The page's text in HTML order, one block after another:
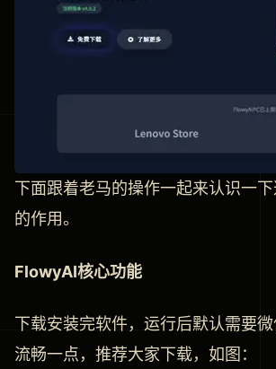
下面跟着老马的操作一起来认识一
的作用。
FlowyAI核心功能
下载安装完软件，运行后默认需要
流畅一点，推荐大家下载，如图：